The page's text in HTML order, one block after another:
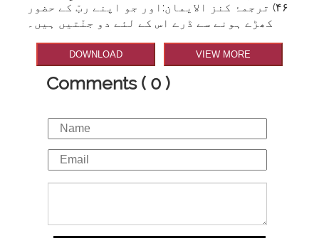
۴۶) ترجمۂ کنز الایمان:اور جو اپنے ربّ کے حضور
کھڑے ہونے سے ڈرے اس کے لئے دو جنّتیں ہیں۔
DOWNLOAD VIEW MORE
Comments ( 0 )